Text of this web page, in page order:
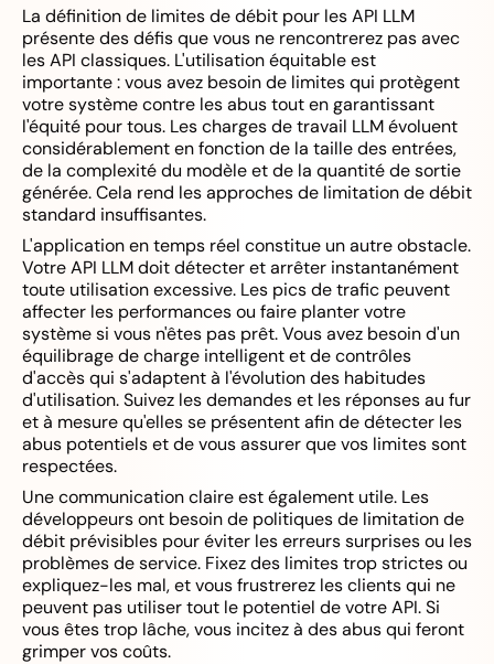
La définition de limites de débit pour les API LLM
présente des défis que vous ne rencontrerez pas avec
les API classiques. L'utilisation équitable est
importante : vous avez besoin de limites qui protègent
votre système contre les abus tout en garantissant
l'équité pour tous. Les charges de travail LLM évoluent
considérablement en fonction de la taille des entrées,
de la complexité du modèle et de la quantité de sortie
générée. Cela rend les approches de limitation de débit
standard insuffisantes.
L'application en temps réel constitue un autre obstacle.
Votre API LLM doit détecter et arrêter instantanément
toute utilisation excessive. Les pics de trafic peuvent
affecter les performances ou faire planter votre
système si vous n'êtes pas prêt. Vous avez besoin d'un
équilibrage de charge intelligent et de contrôles
d'accès qui s'adaptent à l'évolution des habitudes
d'utilisation. Suivez les demandes et les réponses au fur
et à mesure qu'elles se présentent afin de détecter les
abus potentiels et de vous assurer que vos limites sont
respectées.
Une communication claire est également utile. Les
développeurs ont besoin de politiques de limitation de
débit prévisibles pour éviter les erreurs surprises ou les
problèmes de service. Fixez des limites trop strictes ou
expliquez-les mal, et vous frustrerez les clients qui ne
peuvent pas utiliser tout le potentiel de votre API. Si
vous êtes trop lâche, vous incitez à des abus qui feront
grimper vos coûts.